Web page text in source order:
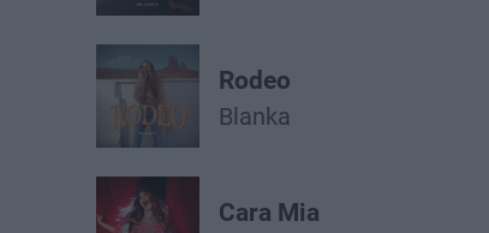
Rodeo
Blanka
Cara Mia